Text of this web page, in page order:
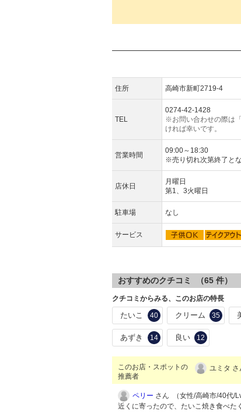
住所 高崎市新町2719-4
TEL
0274-42-1428
※お問い合わせの際は
ければ幸いです。
営業時間
09:00～18:30
※売り切れ次第終了とな
店休日
月曜日
第1、3火曜日
駐車場 なし
サービス
おすすめのクチコミ （65 件）
クチコミからみる、このお店の特長
たいこ 40 クリーム 35
あずき 14 良い 12
このお店・スポットの
推薦者
ユミタ さ
ペリー さん （女性/高崎市/40代/
近くに寄ったので、たいこ焼き食べた